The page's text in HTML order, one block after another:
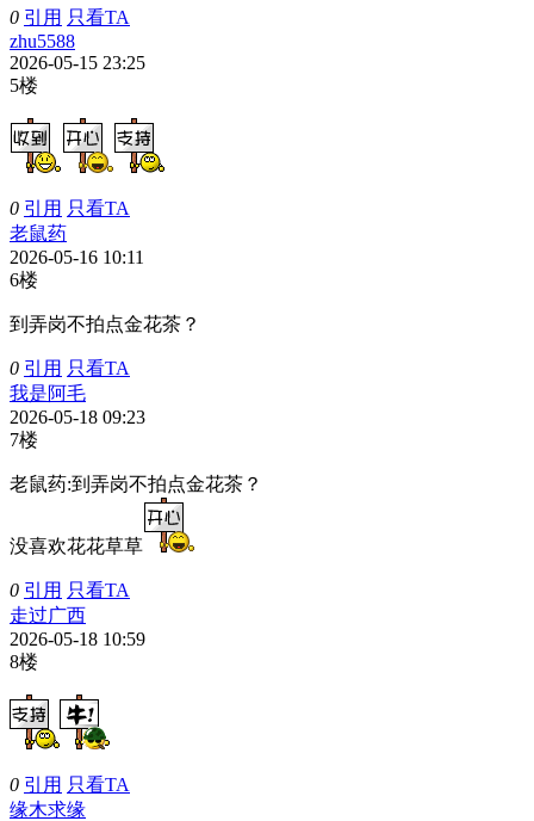
0 引用 只看TA
zhu5588
2026-05-15 23:25
5楼
0 引用 只看TA
老鼠药
2026-05-16 10:11
6楼
到弄岗不拍点金花茶？
0 引用 只看TA
我是阿毛
2026-05-18 09:23
7楼
老鼠药:到弄岗不拍点金花茶？
没喜欢花花草草
0 引用 只看TA
走过广西
2026-05-18 10:59
8楼
0 引用 只看TA
缘木求缘